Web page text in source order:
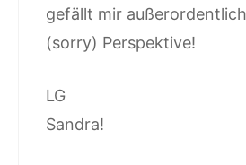
gefällt mir
(sorry) Perspektive!
LG
Sandra!